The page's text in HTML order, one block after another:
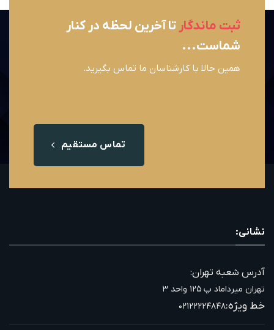
ثبت ماندگار تا آخرین لحظه در کنار
شماست...
همین حالا با کارشناسان ما تماس بگیرید.
تماس مستقیم
نشانی:
آدرس شعبه تهران:
تهران میرداماد پ ۱۲۵ واحد ۳
خط ویژه:۰۲۱۲۲۲۲۴۸۴۸